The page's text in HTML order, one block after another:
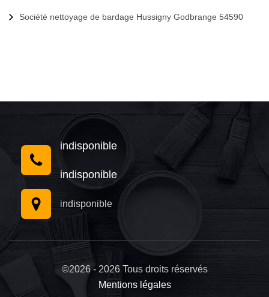
Société nettoyage de bardage Hussigny Godbrange 54590
indisponible
indisponible
indisponible
©2026 - 2026 Tous droits réservés
Mentions légales